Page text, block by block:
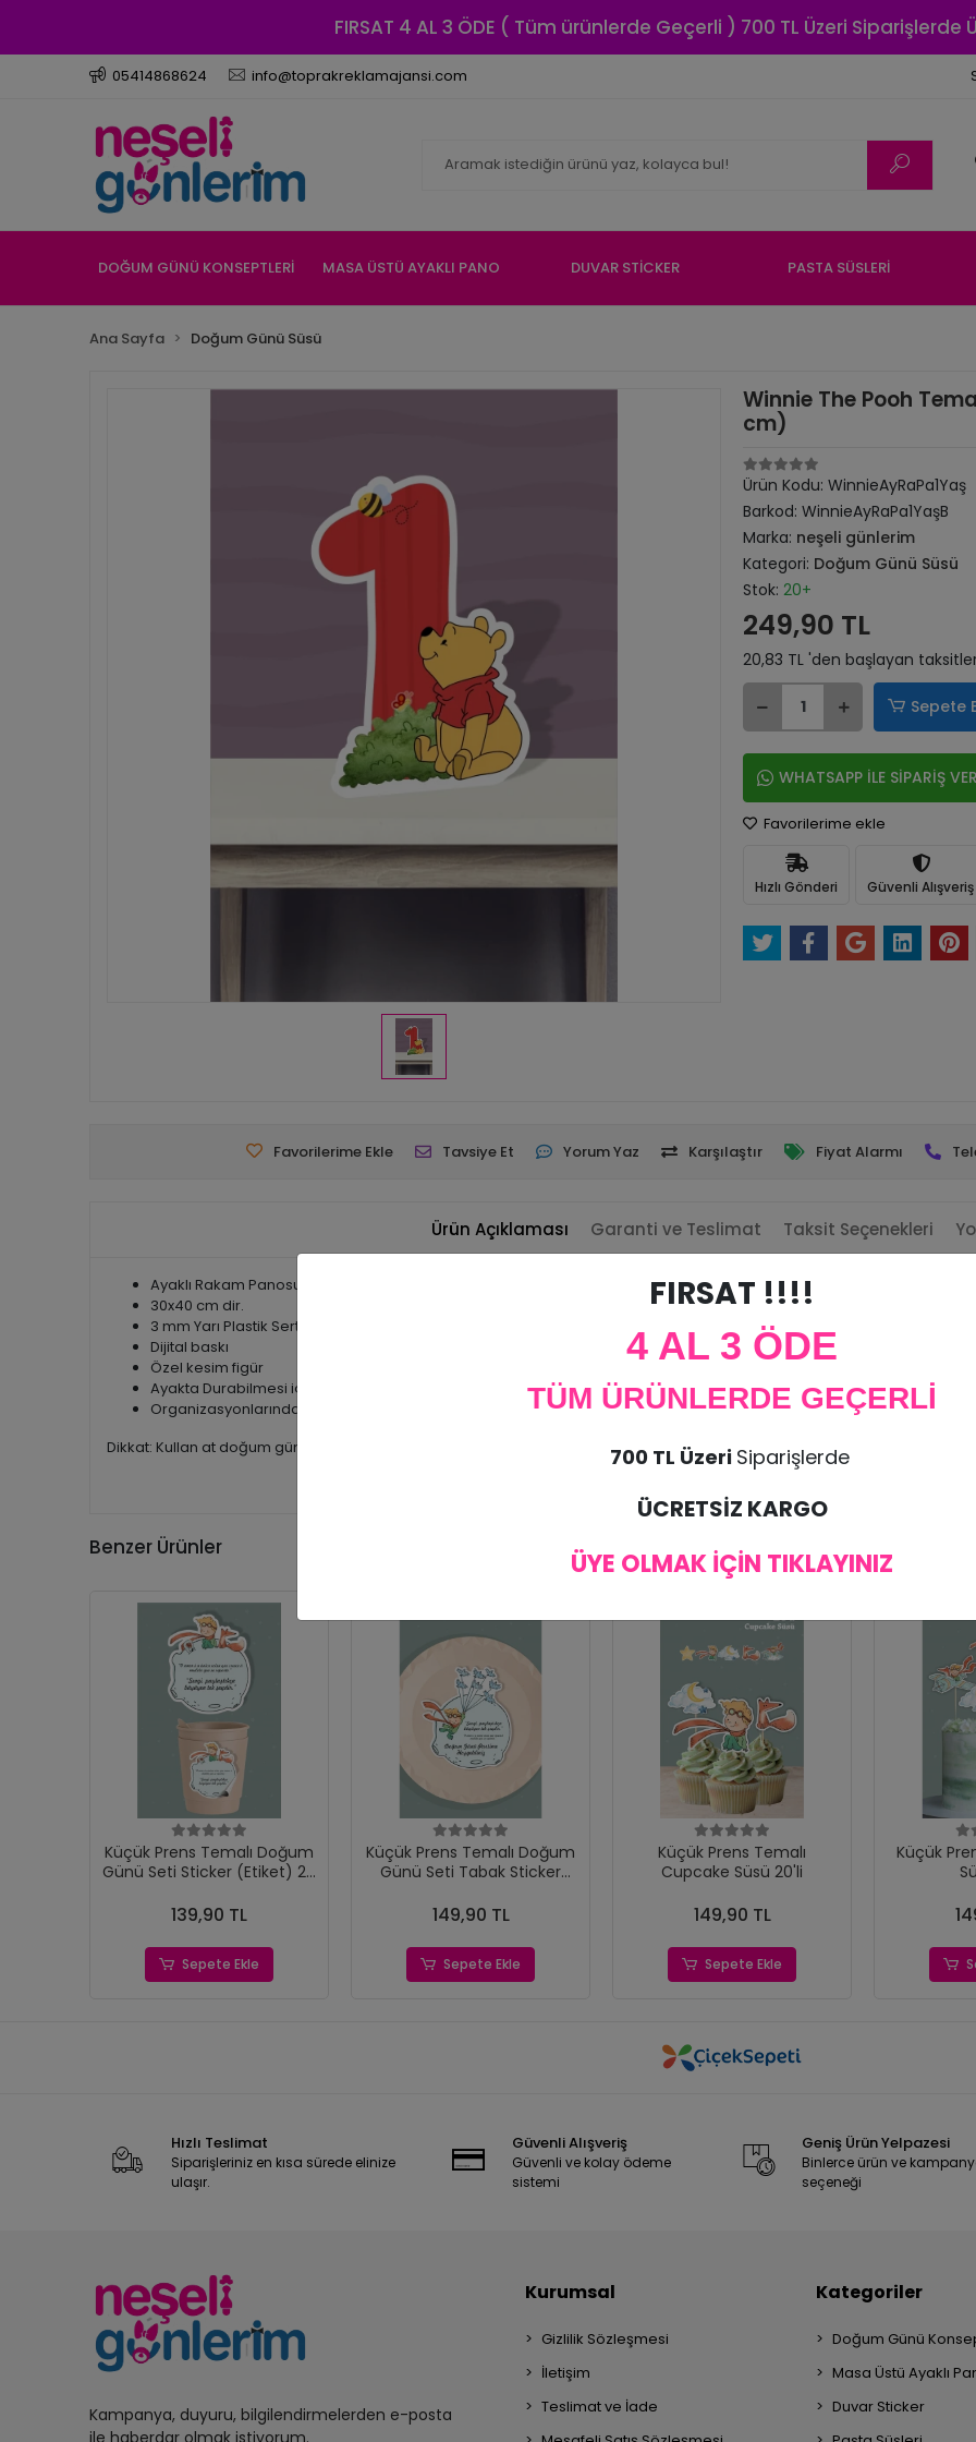
FIRSAT 4 AL 3 ÖDE ( Tüm ürünlerde Geçerli ) 700 TL Üzeri Siparişlerde
05414868624 info@toprakreklamajansi.com
DOĞUM GÜNÜ KONSEPTLERİ MASA ÜSTÜ AYAKLI PANO DUVAR STİCKER PASTA SÜSLERİ
Ana Sayfa Doğum Günü Süsü
Winnie The Pooh
cm)
Ürün Kodu: WinnieAyRaPa1Yaş
Barkod: WinnieAyRaPa1YaşB
Marka: neşeli günlerim
Kategori: Doğum Günü Süsü
Stok: 20+
249,90 TL
20,83 TL 'den başlayan
Sepete
WHATSAPP İLE SİPARİŞ VER
Favorilerime ekle
Hızlı Gönderi Güvenli Alışveriş
Favorilerime Ekle Tavsiye Et Yorum Yaz Karşılaştır Fiyat Alarmı
Ürün Açıklaması Garanti ve Teslimat Taksit Seçenekleri
Ayaklı Rakam Panosu - 1 Yaş
30x40 cm dir.
3 mm Yarı Plastik Sert Malzemeden üretilmektedir. ( Kağıt veya Karton değildir)
Dijital baskı
Özel kesim figür
Ayakta Durabilmesi için arkasında ayak mekanizması bulunmaktadır.
Organizasyonlarından sonra Bebek Odalarınızı Süslemek İçin Kullanabilirsiniz.(Arkasına Bant ile Duvara Monte
Dikkat: Kullan at doğum günü süsleri olduğundan iade kabul edilmeyip kargo sırasında hasar görmesi durumunda ürün
Benzer Ürünler
Küçük Prens Temalı Doğum
Günü Seti Sticker (Etiket) 20
139,90 TL
Sepete Ekle
Küçük Prens Temalı Doğum
Günü Seti Tabak Sticker
149,90 TL
Sepete Ekle
Küçük Prens Temalı
Cupcake Süsü 20'li
149,90 TL
Sepete Ekle
Küçük
Hızlı Teslimat
Siparişleriniz en kısa sürede elinize
ulaşır.
Güvenli Alışveriş
Güvenli ve kolay ödeme
sistemi
Geniş Ürün Yelpazesi
Binlerce ürün ve
seçeneği
Kampanya, duyuru, bilgilendirmelerden e-posta
Kurumsal
Gizlilik Sözleşmesi
İletişim
Teslimat ve İade
Kategoriler
Doğum Günü
Masa Üstü Ayaklı
Duvar Sticker
FIRSAT !!!!
4 AL 3 ÖDE
TÜM ÜRÜNLERDE GEÇERLİ
700 TL Üzeri Siparişlerde
ÜCRETSİZ KARGO
ÜYE OLMAK İÇİN TIKLAYINIZ